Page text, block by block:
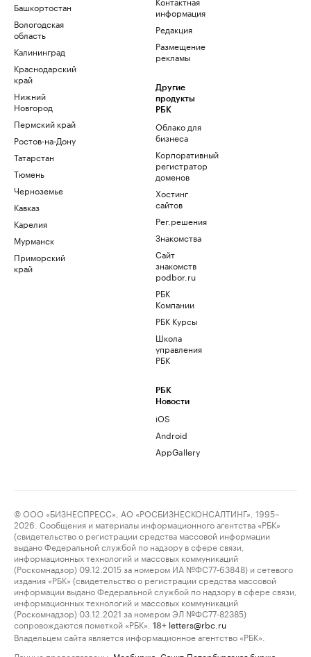
Башкортостан
Вологодская
область
Калининград
Краснодарский
край
Нижний
Новгород
Пермский край
Ростов-на-Дону
Татарстан
Тюмень
Черноземье
Кавказ
Карелия
Мурманск
Приморский
край
информация
Редакция
Размещение
рекламы
Другие
продукты
РБК
Облако для
бизнеса
Корпоративный
регистратор
доменов
Хостинг
сайтов
Рег.решения
Знакомства
Сайт
знакомств
podbor.ru
РБК
Компании
РБК Курсы
Школа
управления
РБК
РБК
Новости
iOS
Android
AppGallery
© ООО «БИЗНЕСПРЕСС», АО «РОСБИЗНЕСКОНСАЛТИНГ», 1995–
2026. Сообщения и материалы информационного агентства «РБК»
(свидетельство о регистрации средства массовой информации
выдано Федеральной службой по надзору в сфере связи,
информационных технологий и массовых коммуникаций
(Роскомнадзор) 09.12.2015 за номером ИА №ФС77-63848) и сетевого
издания «РБК» (свидетельство о регистрации средства массовой
информации выдано Федеральной службой по надзору в сфере связи,
информационных технологий и массовых коммуникаций
(Роскомнадзор) 03.12.2021 за номером ЭЛ №ФС77-82385)
сопровождаются пометкой «РБК».
18+ letters@rbc.ru
Владельцем сайта является информационное агентство «РБК».